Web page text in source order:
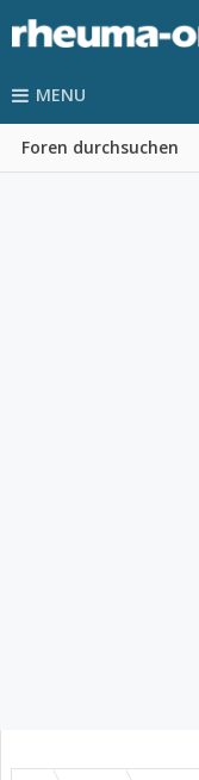
MENU
Foren durchsuchen